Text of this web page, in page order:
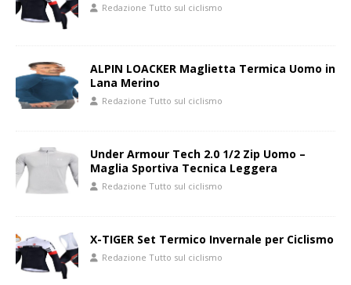
Redazione Tutto sul ciclismo
ALPIN LOACKER Maglietta Termica Uomo in
Lana Merino
Redazione Tutto sul ciclismo
Under Armour Tech 2.0 1/2 Zip Uomo –
Maglia Sportiva Tecnica Leggera
Redazione Tutto sul ciclismo
X-TIGER Set Termico Invernale per Ciclismo
Redazione Tutto sul ciclismo